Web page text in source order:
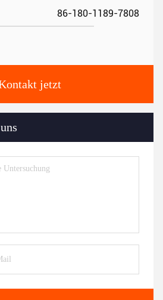
86-180-1189-7808
jetzt